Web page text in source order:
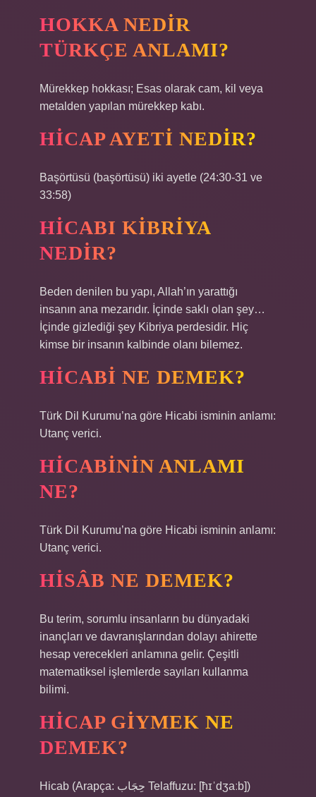
HOKKA NEDIR
TÜRKÇE ANLAMI?
Mürekkep hokkası; Esas olarak cam, kil veya
metalden yapılan mürekkep kabı.
HICAP AYETI NEDIR?
Başörtüsü (başörtüsü) iki ayetle (24:30-31 ve
33:58)
HICABI KIBRIYA
NEDIR?
Beden denilen bu yapı, Allah’ın yarattığı
insanın ana mezarıdır. İçinde saklı olan şey…
İçinde gizlediği şey Kibriya perdesidir. Hiç
kimse bir insanın kalbinde olanı bilemez.
HICABI NE DEMEK?
Türk Dil Kurumu’na göre Hicabi isminin anlamı:
Utanç verici.
HICABININ ANLAMI
NE?
Türk Dil Kurumu’na göre Hicabi isminin anlamı:
Utanç verici.
HISÂB NE DEMEK?
Bu terim, sorumlu insanların bu dünyadaki
inançları ve davranışlarından dolayı ahirette
hesap verecekleri anlamına gelir. Çeşitli
matematiksel işlemlerde sayıları kullanma
bilimi.
HICAP GIYMEK NE
DEMEK?
Hicab (Arapça: حِجَاب ​​​​​​​​Telaffuzu: [ħɪˈdʒaːb])